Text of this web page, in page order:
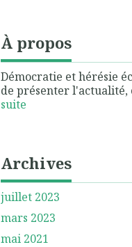
À propos
Démocratie et hérésie
de présenter l'actualité,
suite
Archives
juillet 2023
mars 2023
mai 2021